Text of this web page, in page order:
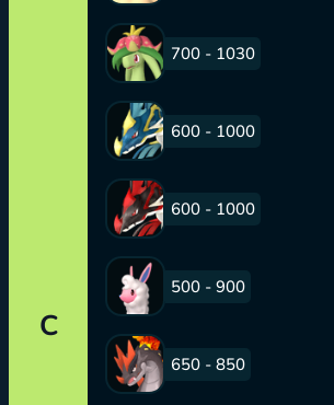
C
700 - 1030
600 - 1000
600 - 1000
500 - 900
650 - 850